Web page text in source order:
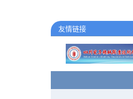
友情链接